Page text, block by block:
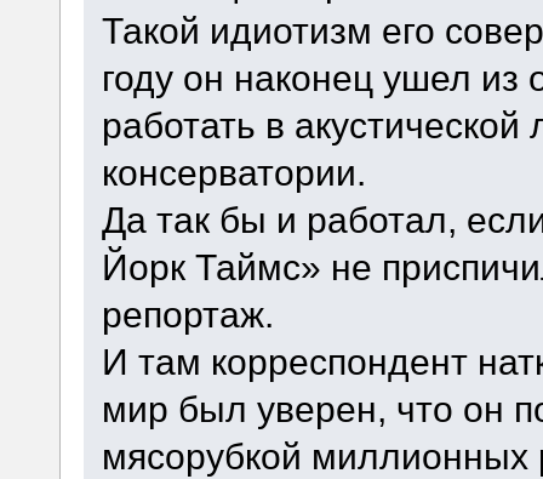
Такой идиотизм его
году он наконец ушел из
работать в
консерватории.
Да так бы и работал,
Йорк Таймс» не
репортаж.
И там корреспондент
мир был уверен, что он
мясорубкой миллионных